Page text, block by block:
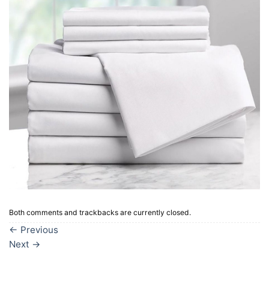
Both comments and trackbacks are currently closed.
← Previous
Next →